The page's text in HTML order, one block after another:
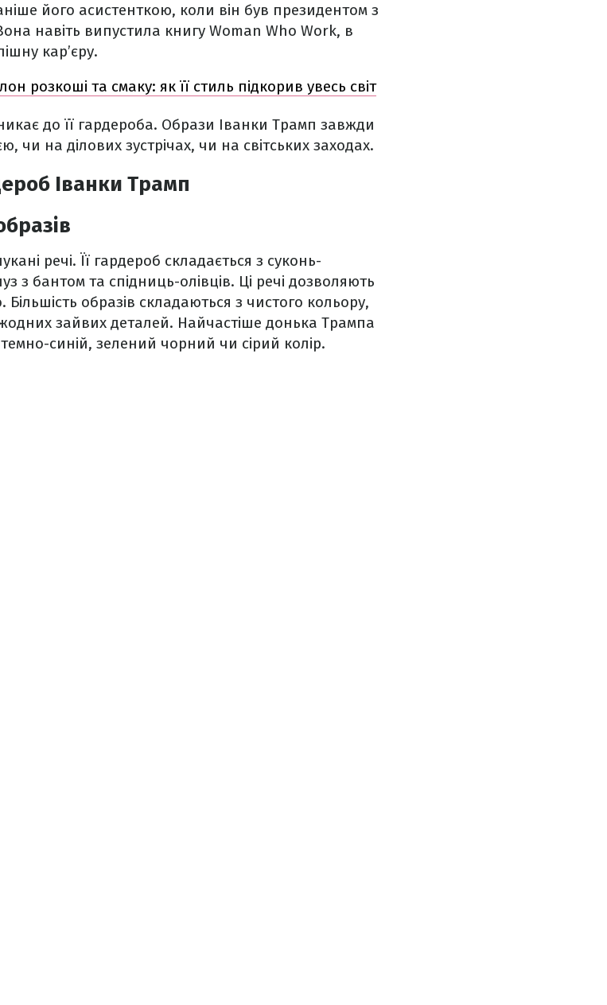
його асистенткою, коли він був президентом з
навіть випустила книгу Woman Who Work, в
кар’єру.
розкоші та смаку: як її стиль підкорив увесь світ
до її гардероба. Образи Іванки Трамп завжди
чи на ділових зустрічах, чи на світських заходах.
Іванки Трамп
речі. Її гардероб складається з суконь-
з бантом та спідниць-олівців. Ці речі дозволяють
образів складаються з чистого кольору,
жодних зайвих деталей. Найчастіше донька Трампа
синій, зелений чорний чи сірий колір.